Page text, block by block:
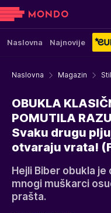
Naslovna Najnovije
Naslovna Magazin Stil
OBUKLA
POMUTILA
Svaku drugu
otvaraju vrata!
Hejli Biber obukla
mnogi muškarci
prašta.